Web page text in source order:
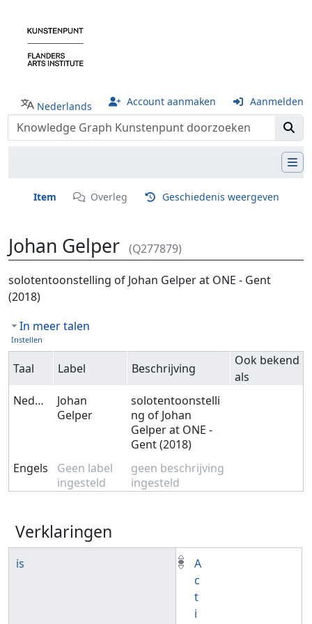
Nederlands Account aanmaken Aanmelden
Item Overleg Geschiedenis weergeven
Johan Gelper (Q277879)
Ga naar:navigatie,zoeken
solotentoonstelling of Johan Gelper at ONE - Gent
(2018)
In meer talen
Instellen
Taal Label Beschrijving
Ook bekend
als
Nederlands
Johan
Gelper
solotentoonstelli
ng of Johan
Gelper at ONE -
Gent (2018)
Engels
Geen label
ingesteld
geen beschrijving
ingesteld
Verklaringen
is
A
c
t
i